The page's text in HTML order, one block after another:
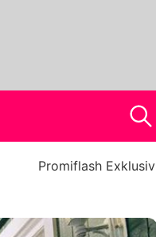
Promiflash Exklusiv